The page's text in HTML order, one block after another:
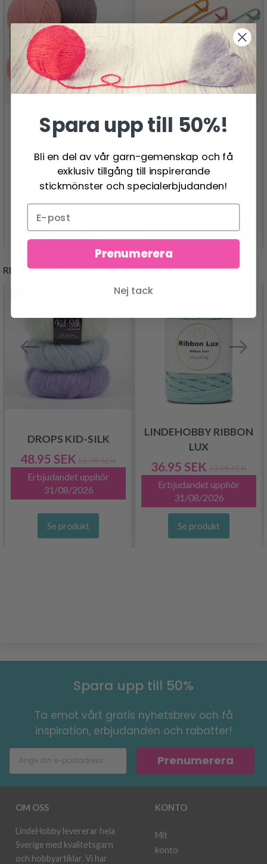
DROPS FLORA
26.95 SEK
Se produkt
DROPS MASKHÅLLARE
27.95 SEK
Lägg till varukorgen
REKOMMENDERAS FÖR DIG
DROPS KID-SILK
48.95 SEK 55.95 SEK
Erbjudandet upphör
31/08/2026
Se produkt
- 50%
LINDEHOBBY RIBBON
LUX
36.95 SEK 73.95 SEK
Erbjudandet upphör
31/08/2026
Se produkt
Spara upp till 50%
Ta emot vårt gratis nyhetsbrev och få
inspiration, erbjudanden och rabatter!
Prenumerera
OM OSS
LindeHobby levererar hela
Sverige med kvalitetsgarn
och hobbyartiklar. Vi har
KONTO
Mit
konto
Spara upp till 50%!
Bli en del av vår garn-gemenskap och få
exklusiv tillgång till inspirerande
stickmönster och specialerbjudanden!
Prenumerera
Nej tack